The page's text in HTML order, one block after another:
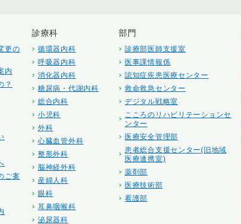
更の
内
？
ご案
診療科
循環器内科
呼吸器内科
消化器内科
糖尿病・代謝内科
総合内科
小児科
外科
心臓血管外科
整形外科
脳神経外科
産婦人科
眼科
耳鼻咽喉科
泌尿器科
部門
診療部医師支援室
医事課情報係
認知症疾患医療センター
救命救急センター
デジタル戦略室
こころのリハビリテーションセ
ンター
医療安全管理部
患者総合支援センター(旧地域
医療連携室)
薬剤部
医療技術部
看護部